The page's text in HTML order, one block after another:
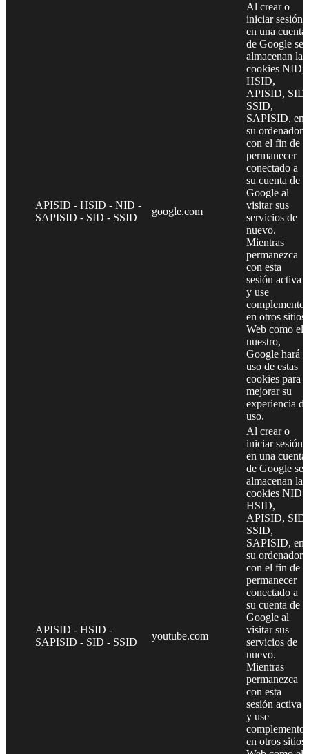
APISID - HSID - NID -
SAPISID - SID - SSID
google.com
Al crear o
iniciar sesión
en una cuenta
de Google se
almacenan las
cookies NID,
HSID,
APISID, SID,
SSID,
SAPISID, en
su ordenador
con el fin de
permanecer
conectado a
su cuenta de
Google al
visitar sus
servicios de
nuevo.
Mientras
permanezca
con esta
sesión activa
y use
complementos
en otros sitios
Web como el
nuestro,
Google hará
uso de estas
cookies para
mejorar su
experiencia de
uso.
APISID - HSID -
SAPISID - SID - SSID
youtube.com
Al crear o
iniciar sesión
en una cuenta
de Google se
almacenan las
cookies NID,
HSID,
APISID, SID,
SSID,
SAPISID, en
su ordenador
con el fin de
permanecer
conectado a
su cuenta de
Google al
visitar sus
servicios de
nuevo.
Mientras
permanezca
con esta
sesión activa
y use
complementos
en otros sitios